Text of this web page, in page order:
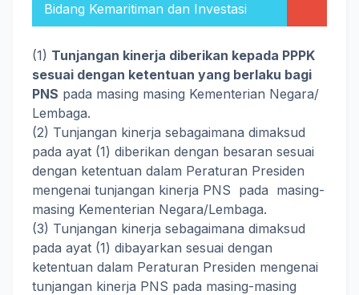
Bidang Kemaritiman dan Investasi
(1) Tunjangan kinerja diberikan kepada PPPK
sesuai dengan ketentuan yang berlaku bagi
PNS pada masing­ masing Kementerian Negara/
Lembaga.
(2) Tunjangan kinerja sebagaimana dimaksud
pada ayat (1) diberikan dengan besaran sesuai
dengan ketentuan dalam Peraturan Presiden
mengenai tunjangan kinerja PNS pada masing-
masing Kementerian Negara/Lembaga.
(3) Tunjangan kinerja sebagaimana dimaksud
pada ayat (1) dibayarkan sesuai dengan
ketentuan dalam Peraturan Presiden mengenai
tunjangan kinerja PNS pada masing-masing